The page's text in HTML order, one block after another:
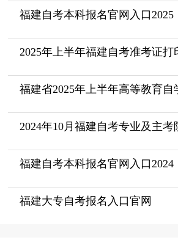
福建自考本科报名官网入口2025
2025年上半年福建自考准考证打
福建省2025年上半年高等教育自
2024年10月福建自考专业及主考
福建自考本科报名官网入口2024
福建大专自考报名入口官网